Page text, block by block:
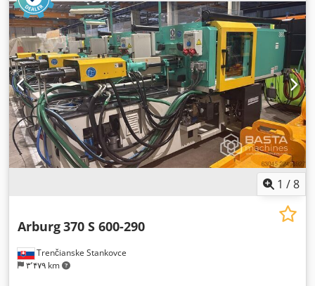
1 /8
Trenčianske Stankovce
۳٬۴۷۹ km
Arburg370 S 600-290